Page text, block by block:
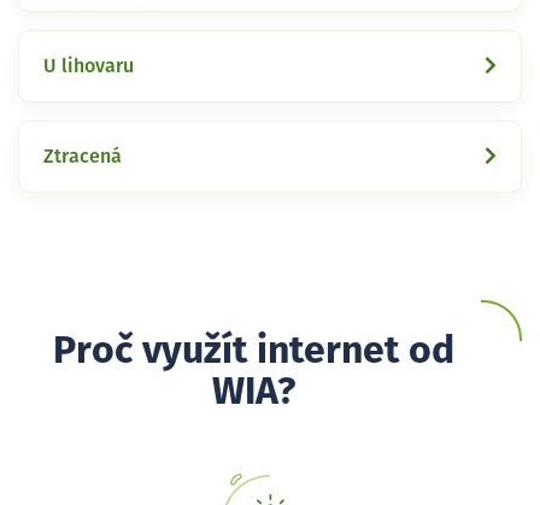
U lihovaru
Ztracená
Proč využít internet od
WIA?